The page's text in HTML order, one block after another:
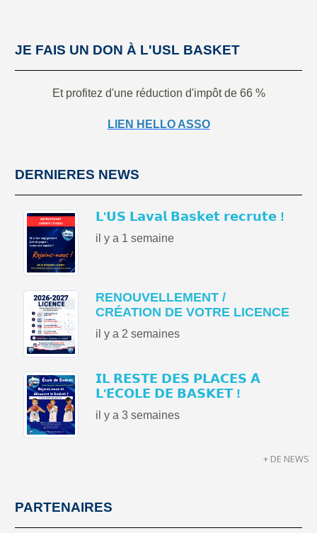
JE FAIS UN DON À L'USL BASKET
Et profitez d'une réduction d'impôt de 66 %
LIEN HELLO ASSO
DERNIERES NEWS
𝗟'𝗨𝗦 𝗟𝗮𝘃𝗮𝗹 𝗕𝗮𝘀𝗸𝗲𝘁 𝗿𝗲𝗰𝗿𝘂𝘁𝗲 !
il y a 1 semaine
RENOUVELLEMENT /
CRÉATION DE VOTRE LICENCE
il y a 2 semaines
𝗜𝗟 𝗥𝗘𝗦𝗧𝗘 𝗗𝗘𝗦 𝗣𝗟𝗔𝗖𝗘𝗦 𝗔̀
𝗟'𝗘́𝗖𝗢𝗟𝗘 𝗗𝗘 𝗕𝗔𝗦𝗞𝗘𝗧 !
il y a 3 semaines
+ DE NEWS
PARTENAIRES